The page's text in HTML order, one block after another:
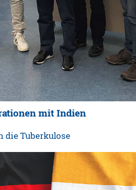
mit Indien
die Tuberkulose